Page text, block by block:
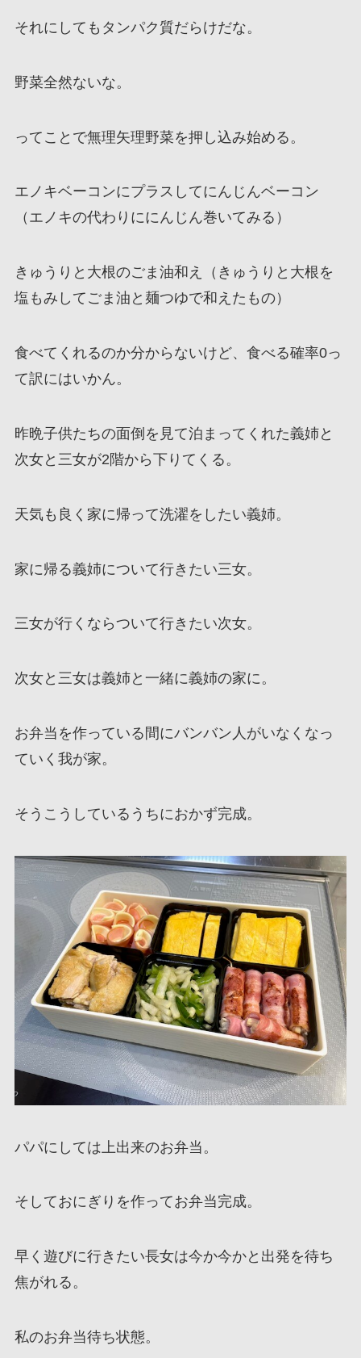
それにしてもタンパク質だらけだな。
野菜全然ないな。
ってことで無理矢理野菜を押し込み始める。
エノキベーコンにプラスしてにんじんベーコン
（エノキの代わりににんじん巻いてみる）
きゅうりと大根のごま油和え（きゅうりと大根を
塩もみしてごま油と麺つゆで和えたもの）
食べてくれるのか分からないけど、食べる確率0っ
て訳にはいかん。
昨晩子供たちの面倒を見て泊まってくれた義姉と
次女と三女が2階から下りてくる。
天気も良く家に帰って洗濯をしたい義姉。
家に帰る義姉について行きたい三女。
三女が行くならついて行きたい次女。
次女と三女は義姉と一緒に義姉の家に。
お弁当を作っている間にバンバン人がいなくなっ
ていく我が家。
そうこうしているうちにおかず完成。
パパにしては上出来のお弁当。
そしておにぎりを作ってお弁当完成。
早く遊びに行きたい長女は今か今かと出発を待ち
焦がれる。
私のお弁当待ち状態。